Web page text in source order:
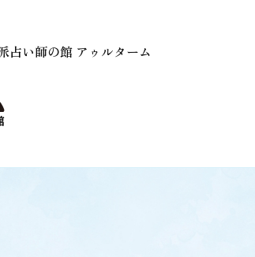
占い師の館 アゥルターム